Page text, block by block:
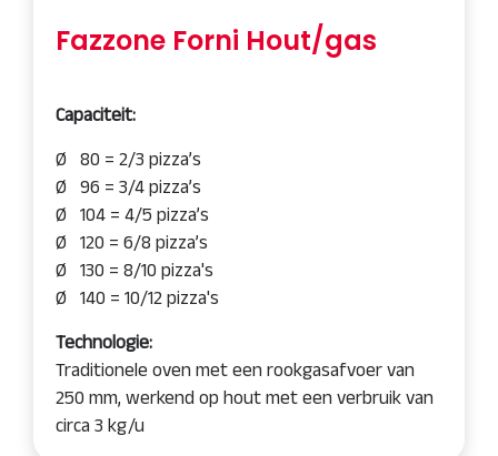
Fazzone Forni Hout/gas
Capaciteit:
Ø 80 = 2/3 pizza’s
Ø 96 = 3/4 pizza’s
Ø 104 = 4/5 pizza’s
Ø 120 = 6/8 pizza’s
Ø 130 = 8/10 pizza's
Ø 140 = 10/12 pizza's
Technologie:
Traditionele oven met een rookgasafvoer van
250 mm, werkend op hout met een verbruik van
circa 3 kg/u